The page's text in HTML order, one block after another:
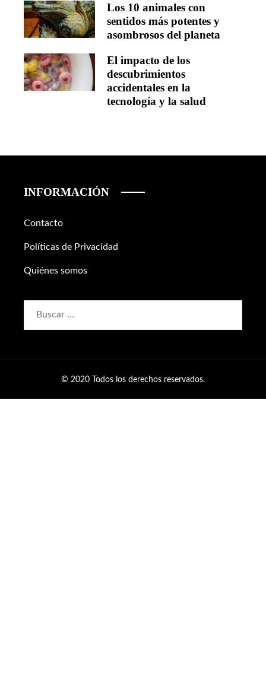
Los 10 animales con
sentidos más potentes y
asombrosos del planeta
El impacto de los
descubrimientos
accidentales en la
tecnología y la salud
INFORMACIÓN
Contacto
Políticas de Privacidad
Quiénes somos
© 2020 Todos los derechos reservados.